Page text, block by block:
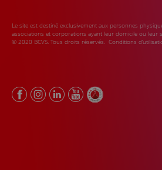
Le site est destiné exclusivement aux personnes
associations et corporations ayant leur domicile ou leur
© 2020 BCVS. Tous droits réservés. Conditions